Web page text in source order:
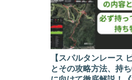
【スパルタンレース
とその攻略方法、持